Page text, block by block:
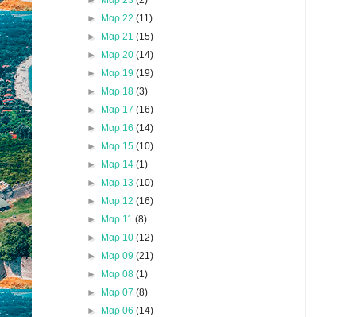
► Μαρ 22 (11)
► Μαρ 21 (15)
► Μαρ 20 (14)
► Μαρ 19 (19)
► Μαρ 18 (3)
► Μαρ 17 (16)
► Μαρ 16 (14)
► Μαρ 15 (10)
► Μαρ 14 (1)
► Μαρ 13 (10)
► Μαρ 12 (16)
► Μαρ 11 (8)
► Μαρ 10 (12)
► Μαρ 09 (21)
► Μαρ 08 (1)
► Μαρ 07 (8)
► Μαρ 06 (14)